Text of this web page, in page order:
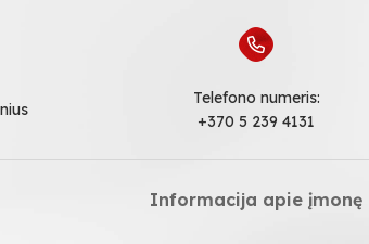
Telefono numeris:
+370 5 239 4131
Informacija apie įmonę